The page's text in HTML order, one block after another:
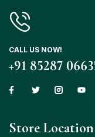
CALL US NOW!
+91 85287
Store Location